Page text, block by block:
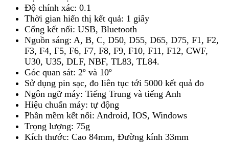
Độ chính xác: 0.1
Thời gian hiển thị kết quả: 1 giây
Cổng kết nối: USB, Bluetooth
Nguồn sáng: A, B, C, D50, D55, D65, D75, F1, F2,
F3, F4, F5, F6, F7, F8, F9, F10, F11, F12, CWF,
U30, U35, DLF, NBF, TL83, TL84.
Góc quan sát: 2º và 10º
Sử dụng pin sạc, đo liên tục tới 5000 kết quả đo
Ngôn ngữ máy: Tiếng Trung và tiếng Anh
Hiệu chuẩn máy: tự động
Phần mềm kết nối: Android, IOS, Windows
Trọng lượng: 75g
Kích thước: Cao 84mm, Đường kính 33mm